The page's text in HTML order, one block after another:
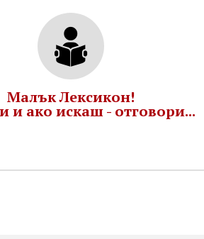
Малък Лексикон!
и ако искаш - отговори...